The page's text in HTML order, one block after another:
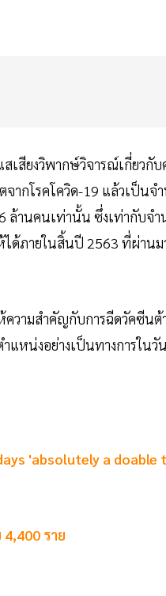
สียงวิพากษ์วิจารณ์เกี่ยวกับ
กโรคโควิด-19 แล้วเป็นจ
ล้านคนเท่านั้น ซึ่งเท่ากับจ
ได้ภายในสิ้นปี 2563 ที่ผ่านม
วามสำคัญกับการฉีดวัคซีน
แหน่งอย่างเป็นทางการใน
'absolutely a doable
ราย